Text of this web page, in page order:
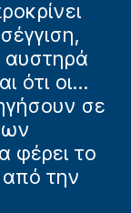
αυστηρά
ότι οι...
σε
φέρει το
την